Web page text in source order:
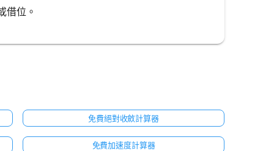
借位。
免費絕對收斂計算器
免費加速度計算器